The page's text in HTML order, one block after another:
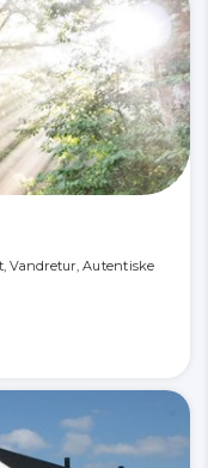
Vandretur, Autentiske